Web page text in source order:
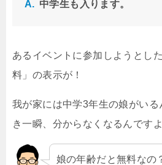
中学生も入ります。
あるイベントに参加しようとし
料」の表示が！
我が家には中学3年生の娘がいる
き一瞬、分からなくなるんです
娘の年齢だと無料な